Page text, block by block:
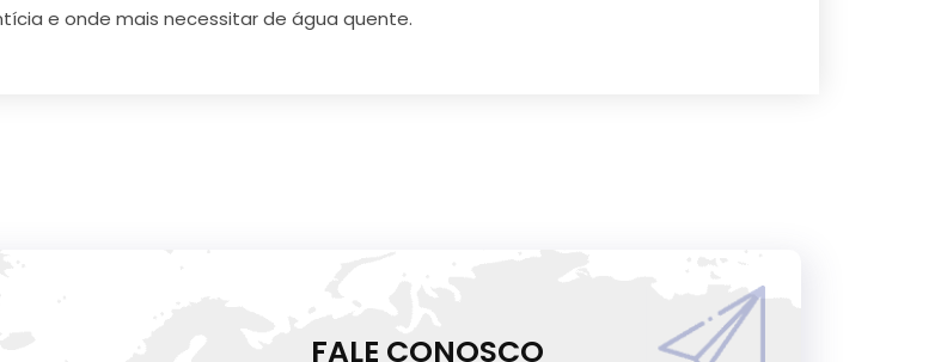
e onde mais necessitar de água quente.
FALE CONOSCO